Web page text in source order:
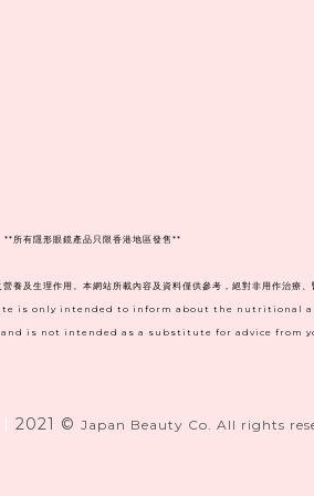
** 所有隱形眼鏡產品只限香港地區發售**
養及生理作用。本網站所載內容及資料僅供參考，絕對非用作治療
is only intended to inform about the nutritional
is not intended as a substitute for advice from
2021 © Japan Beauty Co. All rights